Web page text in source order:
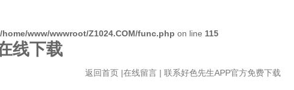
/home/www/wwwroot/Z1024.COM/func.php on line 115
线下载
返回首页 |在线留言 | 联系好色先生APP官方免费下载